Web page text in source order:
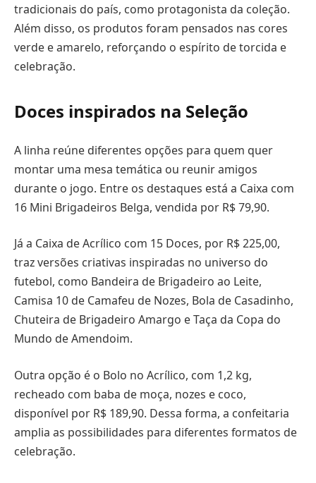
tradicionais do país, como protagonista da coleção.
Além disso, os produtos foram pensados nas cores
verde e amarelo, reforçando o espírito de torcida e
celebração.
Doces inspirados na Seleção
A linha reúne diferentes opções para quem quer
montar uma mesa temática ou reunir amigos
durante o jogo. Entre os destaques está a Caixa com
16 Mini Brigadeiros Belga, vendida por R$ 79,90.
Já a Caixa de Acrílico com 15 Doces, por R$ 225,00,
traz versões criativas inspiradas no universo do
futebol, como Bandeira de Brigadeiro ao Leite,
Camisa 10 de Camafeu de Nozes, Bola de Casadinho,
Chuteira de Brigadeiro Amargo e Taça da Copa do
Mundo de Amendoim.
Outra opção é o Bolo no Acrílico, com 1,2 kg,
recheado com baba de moça, nozes e coco,
disponível por R$ 189,90. Dessa forma, a confeitaria
amplia as possibilidades para diferentes formatos de
celebração.